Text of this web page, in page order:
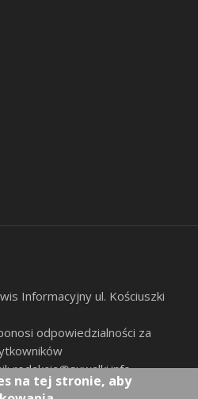
Informacyjny ul. Kościuszki
odpowiedzialności za
redakcja@suwalki.info,
na tej stronie, aby